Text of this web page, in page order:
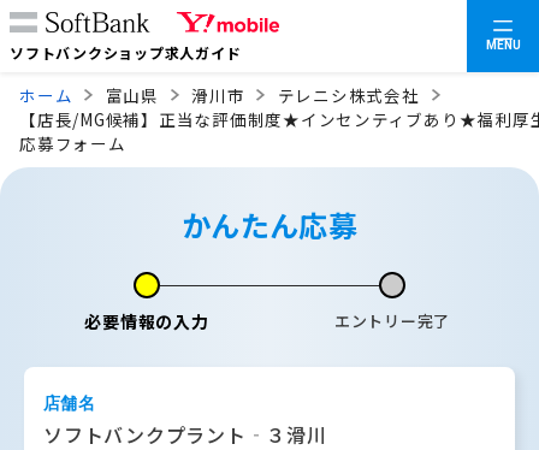
ソフトバンクショップ求人ガイド MENU
ホーム 富山県 滑川市
テレニシ株式会社
【店長/MG候補】正当な評価制度★インセンティブあり★福利
応募フォーム
かんたん応募
必要情報の入力 エントリー完了
店舗名
ソフトバンクプラント‐３滑川